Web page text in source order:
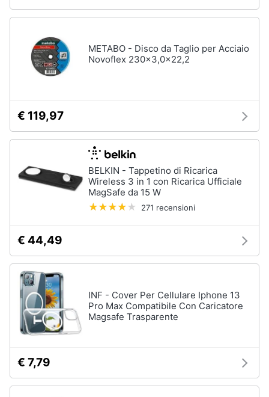
METABO - Disco da Taglio per Acciaio
Novoflex 230x3,0x22,2
€ 119,97
BELKIN - Tappetino di Ricarica
Wireless 3 in 1 con Ricarica Ufficiale
MagSafe da 15 W
271 recensioni
€ 44,49
INF - Cover Per Cellulare Iphone 13
Pro Max Compatibile Con Caricatore
Magsafe Trasparente
€ 7,79